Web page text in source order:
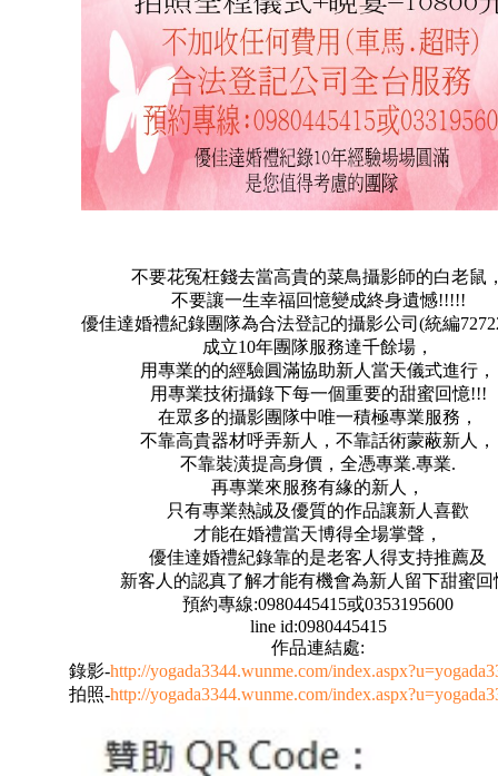
不要花冤枉錢去當高貴的菜鳥攝影師的白老鼠
不要讓一生幸福回憶變成終身遺憾!!!!!
優佳達婚禮紀錄團隊為合法登記的攝影公司(統編
成立10年團隊服務達千餘場，
用專業的的經驗圓滿協助新人當天儀式進行，
用專業技術攝錄下每一個重要的甜蜜回憶!!!
在眾多的攝影團隊中唯一積極專業服務，
不靠高貴器材呼弄新人，不靠話術蒙蔽新人，
不靠裝潢提高身價，全憑專業.專業.
再專業來服務有緣的新人，
只有專業熱誠及優質的作品讓新人喜歡
才能在婚禮當天博得全場掌聲，
優佳達婚禮紀錄靠的是老客人得支持推薦及
新客人的認真了解才能有機會為新人留下甜蜜回
預約專線:0980445415或0353195600
line id:0980445415
作品連結處:
錄影-http://yogada3344.wunme.com/
拍照-http://yogada3344.wunme.com/